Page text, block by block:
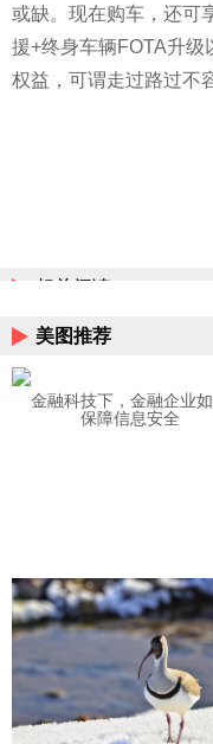
或缺。现在购车，还可
援+终身车辆FOTA升
权益，可谓走过路过不
相关阅读
美图推荐
金融科技下，金融企业
保障信息安全